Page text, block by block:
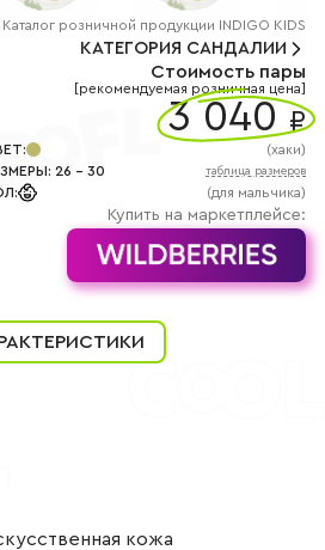
Каталог розничной продукции INDIGO KIDS
КАТЕГОРИЯ САНДАЛИИ
Стоимость пары
[рекомендуемая розничная цена]
3 040 ₽
: (хаки)
: 26 - 30 таблица размеров
: (для мальчика)
Купить на маркетплейсе:
кожа